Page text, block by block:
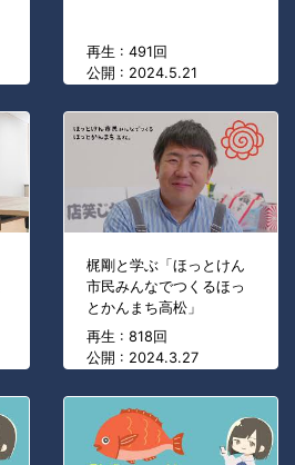
再生 : 491回
公開 : 2024.5.21
梶剛と学ぶ「ほっとけん
市民みんなでつくるほっ
とかんまち高松」
再生 : 818回
公開 : 2024.3.27